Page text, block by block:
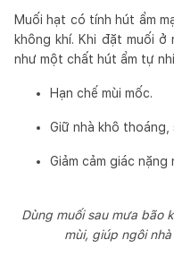
Muối hạt có tính hút ẩm
không khí. Khi đặt muối
như một chất hút ẩm tự
Hạn chế mùi mốc.
Giữ nhà khô thoáng,
Giảm cảm giác nặng
Dùng muối sau mưa bão
mùi, giúp ngôi